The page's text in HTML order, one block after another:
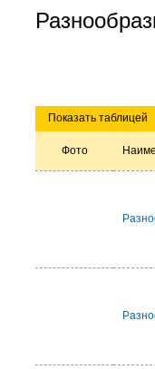
Показать таблицей
Фото